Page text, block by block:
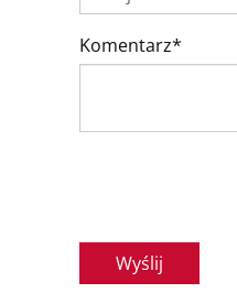
Komentarz*
Wyślij